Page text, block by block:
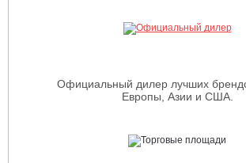
Официальный дилер лучших
Европы, Азии и США.